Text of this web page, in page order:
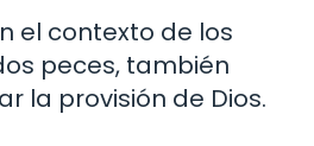
el contexto de los
peces, también
la provisión de Dios.